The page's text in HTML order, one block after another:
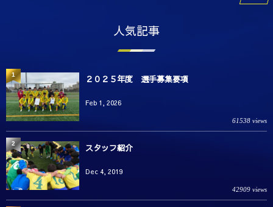
人気記事
２０２５年度 選手募集要項
Feb 1, 2026
61538 views
1
スタッフ紹介
Dec 4, 2019
42909 views
2